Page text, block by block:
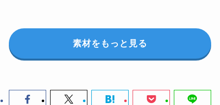
素材をもっと見る